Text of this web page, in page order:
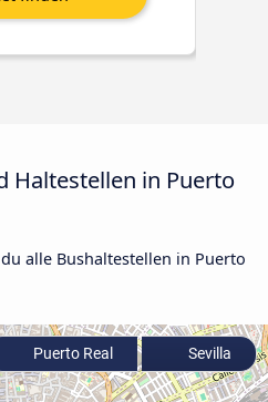
Haltestellen in Puerto
alle Bushaltestellen in Puerto
Puerto Real Sevilla